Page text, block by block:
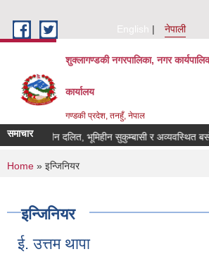
English
नेपाली
शुक्लागण्डकी नगरपालिका, नगर
कार्यालय
गण्डकी प्रदेश, तनहुँ, नेपाल
समाचारभूमिहीन दलित, भूमिहीन सुकुम्बासी र अव्यवस्थित
You are here
Home » इन्जिनियर
इन्जिनियर
ई. उत्तम थापा